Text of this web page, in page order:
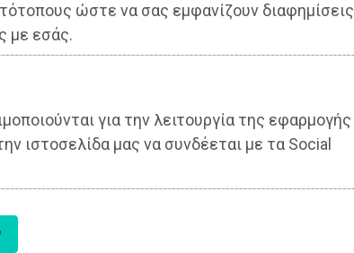
ώστε να σας εμφανίζουν διαφημίσεις
με εσάς.
για την λειτουργία της εφαρμογής
ιστοσελίδα μας να συνδέεται με τα Social